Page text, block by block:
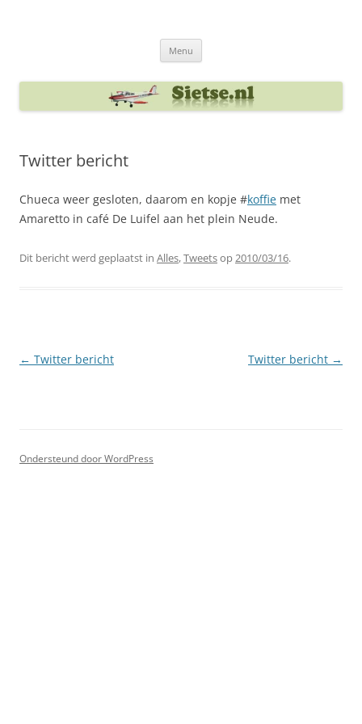
Menu
Twitter bericht
Chueca weer gesloten, daarom en kopje #koffie met
Amaretto in café De Luifel aan het plein Neude.
Dit bericht werd geplaatst in Alles,Tweetsop2010/03/16.
Berichtnavigatie
← Twitter bericht Twitter bericht →
Ondersteund door WordPress